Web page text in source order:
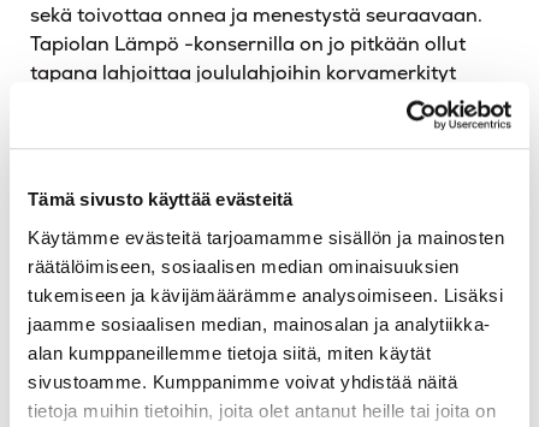
Tämä sivusto käyttää evästeitä
Käytämme evästeitä tarjoamamme sisällön ja mainosten
räätälöimiseen, sosiaalisen median ominaisuuksien
tukemiseen ja kävijämäärämme analysoimiseen. Lisäksi
jaamme sosiaalisen median, mainosalan ja analytiikka-
alan kumppaneillemme tietoja siitä, miten käytät
sivustoamme. Kumppanimme voivat yhdistää näitä
tietoja muihin tietoihin, joita olet antanut heille tai joita on
sekä toivottaa onnea ja menestystä seuraavaan.
Tapiolan Lämpö -konsernilla on jo pitkään ollut
tapana lahjoittaa joululahjoihin korvamerkityt
varat hyväntekeväisyyteen, ja tänä vuonna
henkilöstömme sai äänestää itselleen sydäntä
Äänestykseen osallistuttiin sankoin joukoin ja
äänestyksen voitti MIELI ry.
Teimme lahjoituksen MIELI ry:lle ja lahjoituksella
tuemme nuorten mielenterveystyötä Suomessa.
Rauhallista joulun aikaa kaikille.